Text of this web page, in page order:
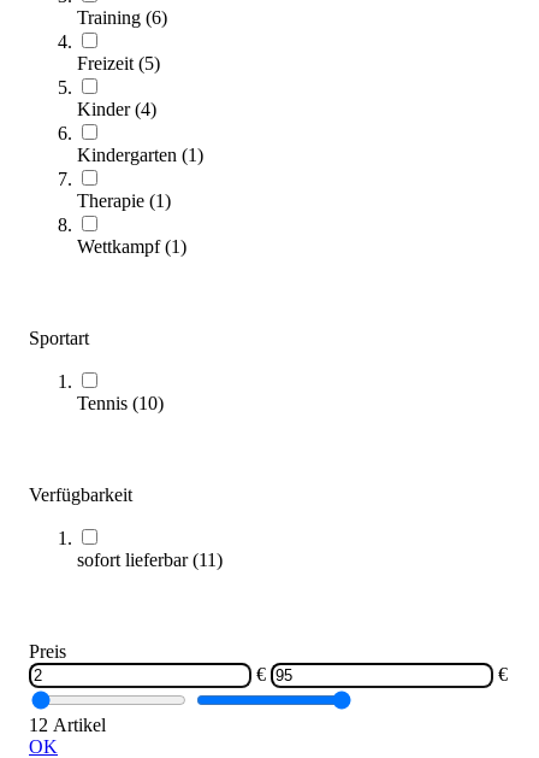
Training (6)
Freizeit (5)
Kinder(4)
Kindergarten (1)
Therapie (1)
Wettkampf(1)
Sportart
Tennis (10)
Verfügbarkeit
sofort lieferbar(11)
Preis
€
€
12 Artikel
OK
tanga sports® 30er-Set Soft Tennisbälle
51,00 €
Zum Produkt
Sofort lieferbar
Volley® Softball Tennis
Zum Produkt
SALE